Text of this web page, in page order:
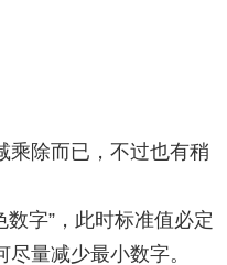
乘除而已，不过也有稍
字”，此时标准值必定
量减少最小数字。